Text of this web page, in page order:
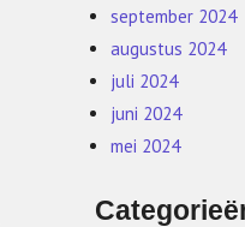
september 2024
augustus 2024
juli 2024
juni 2024
mei 2024